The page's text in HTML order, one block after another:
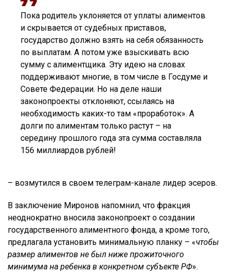
Пока родитель уклоняется от уплаты алиментов
и скрывается от судебных приставов,
государство должно взять на себя обязанность
по выплатам. А потом уже взыскивать всю
сумму с алиментщика. Эту идею на словах
поддерживают многие, в том числе в Госдуме и
Совете Федерации. Но на деле наши
законопроекты отклоняют, ссылаясь на
необходимость каких-то там «проработок». А
долги по алиментам только растут – на
середину прошлого года эта сумма составляла
156 миллиардов рублей!
– возмутился в своем телеграм-канале лидер эсеров.
В заключение Миронов напомнил, что фракция
неоднократно вносила законопроект о создании
государственного алиментного фонда, а кроме того,
предлагала установить минимальную планку – «чтобы
размер алиментов не был ниже прожиточного
минимума на ребенка в конкретном субъекте РФ».